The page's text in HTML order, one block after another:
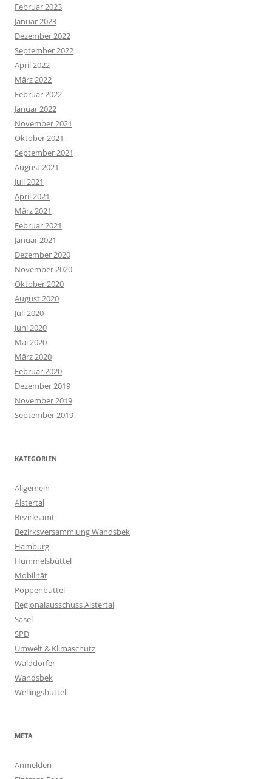
Februar 2023
Januar 2023
Dezember 2022
September 2022
April 2022
März 2022
Februar 2022
Januar 2022
November 2021
Oktober 2021
September 2021
August 2021
Juli 2021
April 2021
März 2021
Februar 2021
Januar 2021
Dezember 2020
November 2020
Oktober 2020
August 2020
Juli 2020
Juni 2020
Mai 2020
März 2020
Februar 2020
Dezember 2019
November 2019
September 2019
KATEGORIEN
Allgemein
Alstertal
Bezirksamt
Bezirksversammlung Wandsbek
Hamburg
Hummelsbüttel
Mobilität
Poppenbüttel
Regionalausschuss Alstertal
Sasel
SPD
Umwelt & Klimaschutz
Walddörfer
Wandsbek
Wellingsbüttel
META
Anmelden